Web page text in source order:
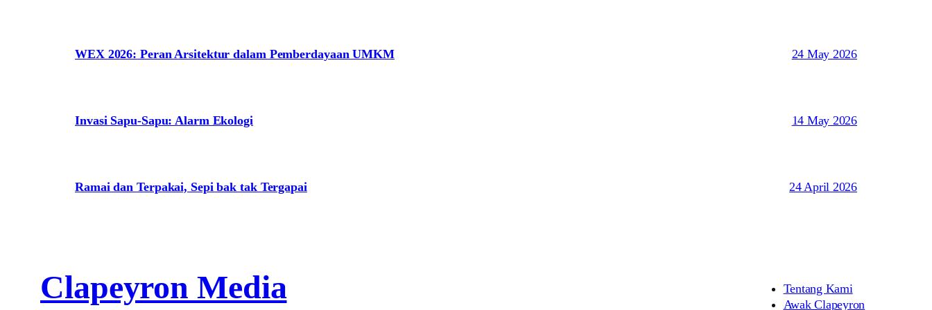
WEX 2026: Peran Arsitektur dalam Pemberdayaan UMKM 24 May 2026
Invasi Sapu-Sapu: Alarm Ekologi 14 May 2026
Ramai dan Terpakai, Sepi bak tak Tergapai 24 April 2026
Clapeyron Media
Tentang Kami
Awak Clapeyron